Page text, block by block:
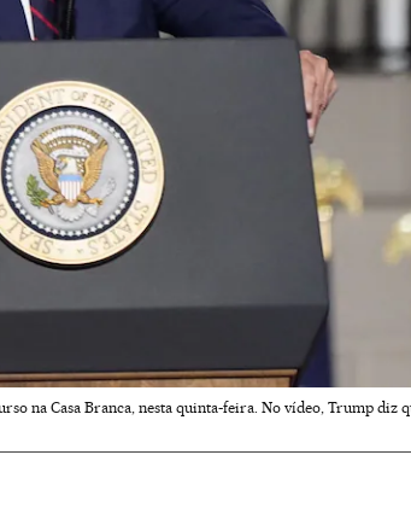
na Casa Branca, nesta quinta-feira. No vídeo, Trump diz